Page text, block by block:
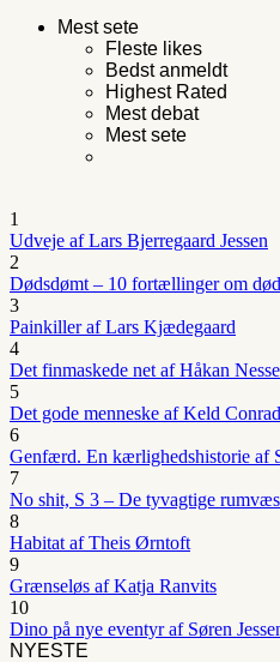
Mest sete
Fleste likes
Bedst anmeldt
Highest Rated
Mest debat
Mest sete
1
Udveje af Lars Bjerregaard Jessen
2
Dødsdømt – 10 fortællinger om
3
Painkiller af Lars Kjædegaard
4
Det finmaskede net af Håkan
5
Det gode menneske af Keld
6
Genfærd. En kærlighedshistorie af
7
No shit, S 3 – De tyvagtige
8
Habitat af Theis Ørntoft
9
Grænseløs af Katja Ranvits
10
Dino på nye eventyr af Søren
NYESTE